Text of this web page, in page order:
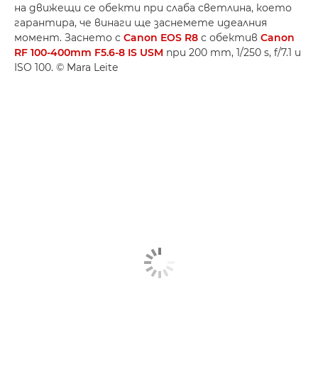
на движещи се обекти при слаба светлина, което
гарантира, че винаги ще заснемете идеалния
момент. Заснето с Canon EOS R8 с обектив Canon
RF 100-400mm F5.6-8 IS USM при 200 mm, 1/250 s, f/7.1 и
ISO 100. © Mara Leite